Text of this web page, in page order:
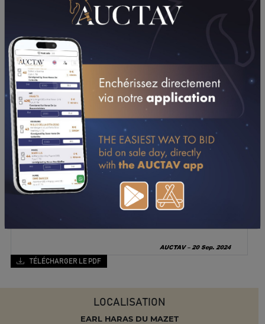
TÉLÉCHARGER LE PDF
LOCALISATION
EARL HARAS DU MAZET